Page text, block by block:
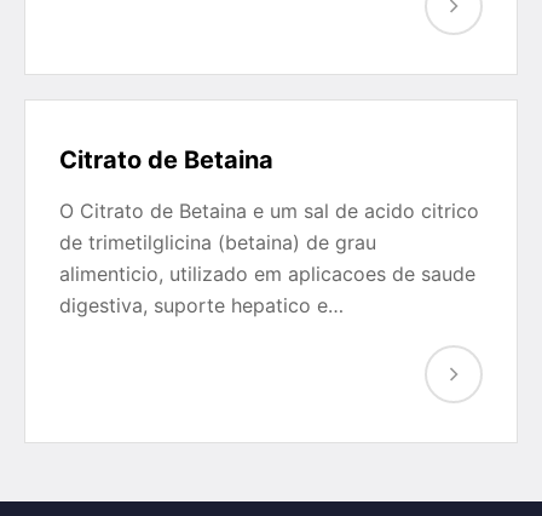
Citrato de Betaina
O Citrato de Betaina e um sal de acido citrico
de trimetilglicina (betaina) de grau
alimenticio, utilizado em aplicacoes de saude
digestiva, suporte hepatico e…